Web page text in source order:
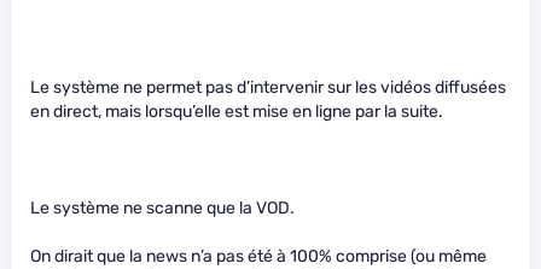
Le système ne permet pas d’intervenir sur les vidéos diffusées
en direct, mais lorsqu’elle est mise en ligne par la suite.
Le système ne scanne que la VOD.
On dirait que la news n’a pas été à 100% comprise (ou même